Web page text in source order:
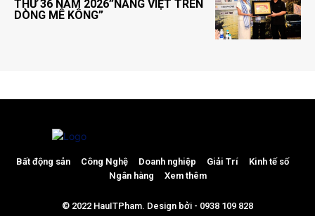
THỨ 36 NĂM 2026”NẮNG VIỆT TRÊN
DÒNG MÊ KÔNG”
Bất động sản Công Nghệ Doanh nghiệp Giải Trí
Kinh tế số
Ngân hàng
Xem thêm
© 2022 HauITPham. Design bởi - 0938 109 828